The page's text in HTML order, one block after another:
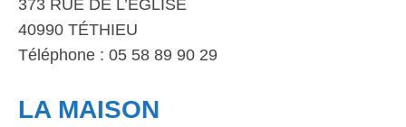
373 RUE DE L’ÉGLISE
40990 TÉTHIEU
Téléphone : 05 58 89 90 29
LA MAISON